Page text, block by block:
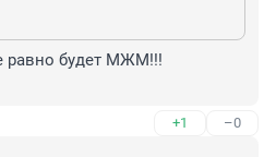
равно будет МЖМ!!!
+1 –0